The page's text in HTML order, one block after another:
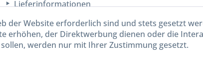
Lieferinformationen
der Website erforderlich sind und stets gesetzt
erhöhen, der Direktwerbung dienen oder die
werden nur mit Ihrer Zustimmung gesetzt.